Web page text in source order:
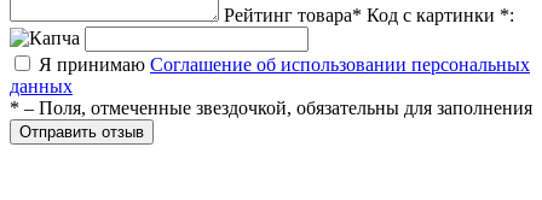
Рейтинг товара* Код с картинки *:
Я принимаю Соглашение об использовании персональных
данных
* – Поля, отмеченные звездочкой, обязательны для заполнения
Отправить отзыв